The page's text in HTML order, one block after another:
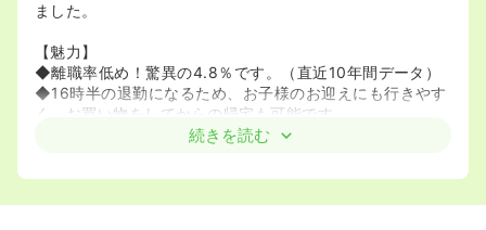
ました。
【魅力】
◆離職率低め！驚異の4.8％です。（直近10年間データ）
◆16時半の退勤になるため、お子様のお迎えにも行きやす
く、お買い物をしてからの帰宅も可能です。
◆賞与5ヶ月分と好待遇☆続きを読む